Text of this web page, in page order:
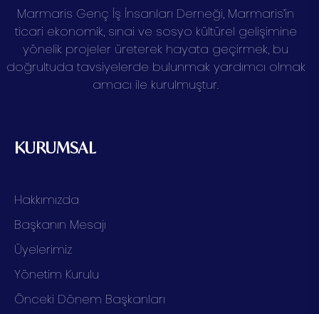
Marmaris Genç İş İnsanları Derneği, Marmaris’in
ticari ekonomik, sınai ve sosyo kültürel gelişimine
yönelik projeler üreterek hayata geçirmek, bu
doğrultuda tavsiyelerde bulunmak yardımcı olmak
amacı ile kurulmuştur.
KURUMSAL
Hakkımızda
Başkanın Mesajı
Üyelerimiz
Yönetim Kurulu
Önceki Dönem Başkanları